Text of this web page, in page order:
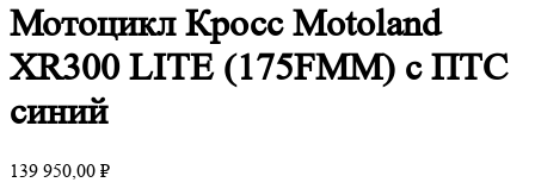
Мотоцикл Кросс Motoland
XR300 LITE (175FMM) с ПТС
синий
139 950,00 ₽